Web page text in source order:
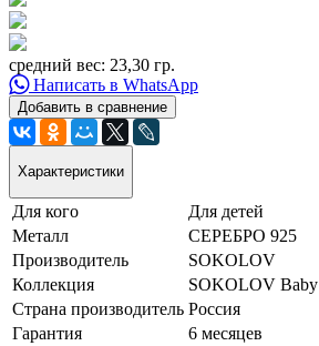
средний вес: 23,30 гр.
Написать в WhatsApp
Добавить в сравнение
Характеристики
Для кого
Для детей
Металл
СЕРЕБРО 925
Производитель
SOKOLOV
Коллекция
SOKOLOV Baby
Страна производитель Россия
Гарантия
6 месяцев